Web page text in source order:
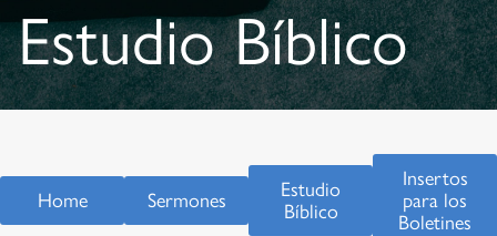
Estudio Bíblico
Home Sermones
Estudio
Bíblico
Insertos
para los
Boletines